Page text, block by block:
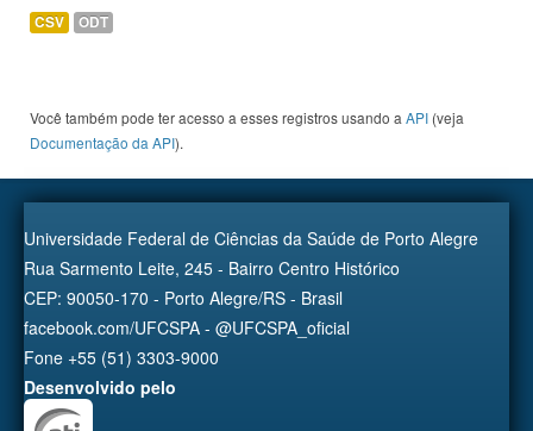
CSV ODT
Você também pode ter acesso a esses registros usando a API (veja
Documentação da API).
Universidade Federal de Ciências da Saúde de Porto Alegre
Rua Sarmento Leite, 245 - Bairro Centro Histórico
CEP: 90050-170 - Porto Alegre/RS - Brasil
facebook.com/UFCSPA - @UFCSPA_oficial
Fone +55 (51) 3303-9000
Desenvolvido pelo